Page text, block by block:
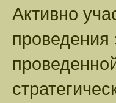
Активно
проведения